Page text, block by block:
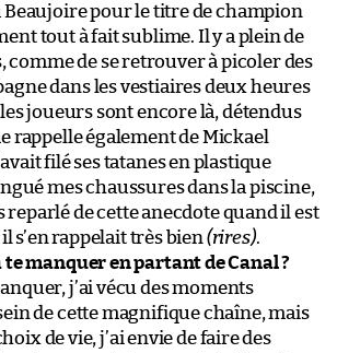
Beaujoire pour le titre de champion
tout à fait sublime. Il y a plein de
comme de se retrouver à picoler des
dans les vestiaires deux heures
joueurs sont encore là, détendus
rappelle également de Mickael
filé ses tatanes en plastique
mes chaussures dans la piscine,
reparlé de cette anecdote quand il est
s’en rappelait très bien(rires).
te manquer en partant de Canal ?
j’ai vécu des moments
de cette magnifique chaîne, mais
de vie, j’ai envie de faire des